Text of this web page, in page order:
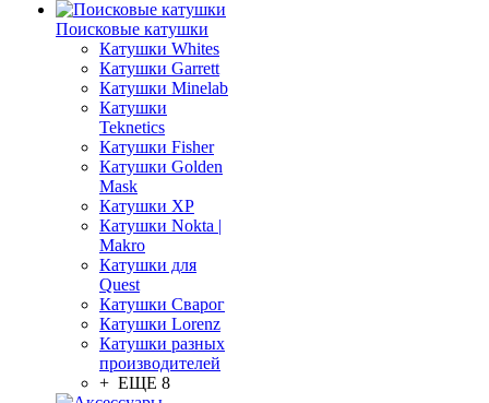
Поисковые катушки
Катушки Whites
Катушки Garrett
Катушки Minelab
Катушки
Teknetics
Катушки Fisher
Катушки Golden
Mask
Катушки XP
Катушки Nokta |
Makro
Катушки для
Quest
Катушки Сварог
Катушки Lorenz
Катушки разных
производителей
+ ЕЩЕ 8